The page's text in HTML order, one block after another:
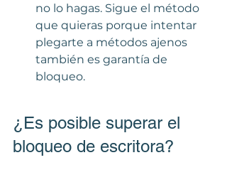
no lo hagas. Sigue el método
que quieras porque intentar
plegarte a métodos ajenos
también es garantía de
bloqueo.
¿Es posible superar el
bloqueo de escritora?